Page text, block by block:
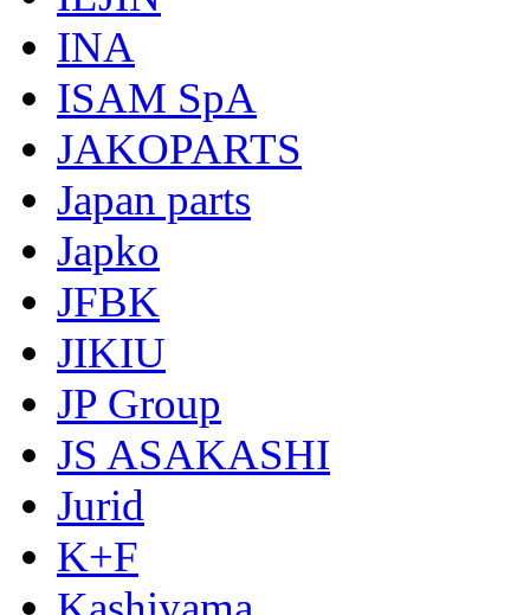
INA
ISAM SpA
JAKOPARTS
Japan parts
Japko
JFBK
JIKIU
JP Group
JS ASAKASHI
Jurid
K+F